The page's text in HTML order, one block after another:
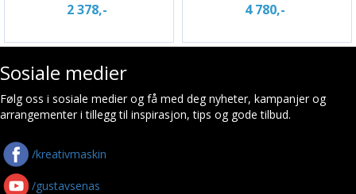
2 378,- 4 780,-
Sosiale medier
Følg oss i sosiale medier og få med deg nyheter, kampanjer og
arrangementer i tillegg til inspirasjon, tips og gode tilbud.
/kreativmaskin
/gustavsenas